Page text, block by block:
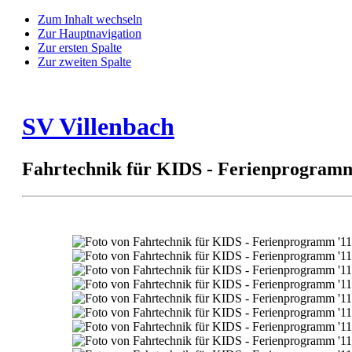
Zum Inhalt wechseln
Zur Hauptnavigation
Zur ersten Spalte
Zur zweiten Spalte
SV Villenbach
Fahrtechnik für KIDS -